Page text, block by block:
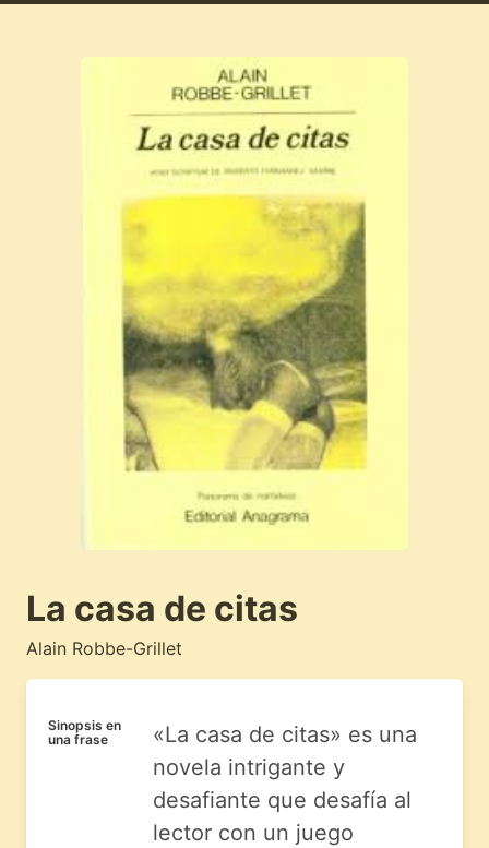
La casa de citas
Alain Robbe-Grillet
Sinopsis en
una frase
«La casa de citas» es una
novela intrigante y
desafiante que desafía al
lector con un juego